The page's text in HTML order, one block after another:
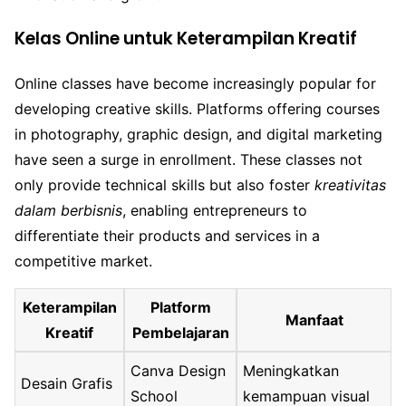
Kelas Online untuk Keterampilan Kreatif
Online classes have become increasingly popular for
developing creative skills. Platforms offering courses
in photography, graphic design, and digital marketing
have seen a surge in enrollment. These classes not
only provide technical skills but also foster kreativitas
dalam berbisnis, enabling entrepreneurs to
differentiate their products and services in a
competitive market.
Keterampilan
Kreatif
Platform
Pembelajaran
Manfaat
Desain Grafis
Canva Design
School
Meningkatkan
kemampuan visual